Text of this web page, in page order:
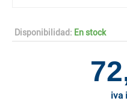
Disponibilidad: En stock
iva